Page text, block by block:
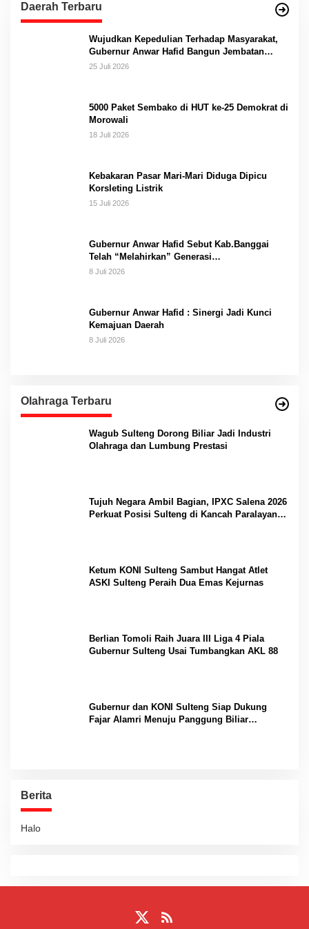
Daerah Terbaru
Wujudkan Kepedulian Terhadap Masyarakat,
Gubernur Anwar Hafid Bangun Jembatan
Gantung Masungkang dengan Dana Pribadi
25 Juli 2026
5000 Paket Sembako di HUT ke-25 Demokrat di
Morowali
18 Juli 2026
Kebakaran Pasar Mari-Mari Diduga Dipicu
Korsleting Listrik
15 Juli 2026
Gubernur Anwar Hafid Sebut Kab.Banggai
Telah “Melahirkan” Generasi…
8 Juli 2026
Gubernur Anwar Hafid : Sinergi Jadi Kunci
Kemajuan Daerah
8 Juli 2026
Olahraga Terbaru
Wagub Sulteng Dorong Biliar Jadi Industri
Olahraga dan Lumbung Prestasi
Tujuh Negara Ambil Bagian, IPXC Salena 2026
Perkuat Posisi Sulteng di Kancah Paralayang
Ketum KONI Sulteng Sambut Hangat Atlet
ASKI Sulteng Peraih Dua Emas Kejurnas
Berlian Tomoli Raih Juara III Liga 4 Piala
Gubernur Sulteng Usai Tumbangkan AKL 88
Gubernur dan KONI Sulteng Siap Dukung
Fajar Alamri Menuju Panggung Biliar
Berita
Halo